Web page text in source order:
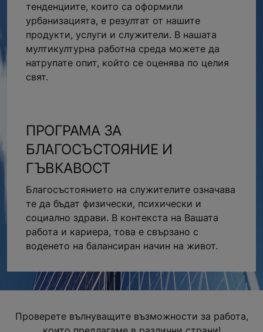
тенденциите, които са оформили
урбанизацията, е резултат от нашите
продукти, услуги и служители. В нашата
мултикултурна работна среда можете да
натрупате опит, който се оценява по целия
свят.
ПРОГРАМА ЗА
БЛАГОСЪСТОЯНИЕ И
ГЪВКАВОСТ
Благосъстоянието на служителите означава
те да бъдат физически, психически и
социално здрави. В контекста на Вашата
работа и кариера, това е свързано с
воденето на балансиран начин на живот.
Проверете вълнуващите възможности за работа,